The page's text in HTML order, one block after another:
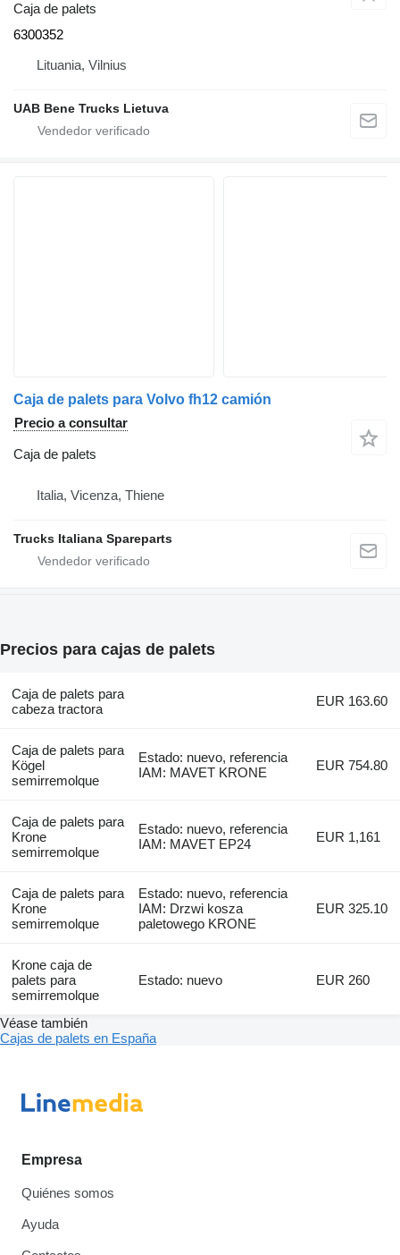
Caja de palets
6300352
Lituania, Vilnius
UAB Bene Trucks Lietuva
Caja de palets para Volvo fh12 camión
Precio a consultar
Caja de palets
Italia, Vicenza, Thiene
Trucks Italiana Spareparts
Precios para cajas de palets
Caja de palets para
cabeza tractora
EUR 163.60
Caja de palets para
Kögel
semirremolque
Estado: nuevo, referencia
IAM: MAVET KRONE
EUR 754.80
Caja de palets para
Krone
semirremolque
Estado: nuevo, referencia
IAM: MAVET EP24
EUR 1,161
Caja de palets para
Krone
semirremolque
Estado: nuevo, referencia
IAM: Drzwi kosza
paletowego KRONE
EUR 325.10
Krone caja de
palets para
semirremolque
Estado: nuevo EUR 260
Véase también
Cajas de palets en España
Empresa
Quiénes somos
Ayuda